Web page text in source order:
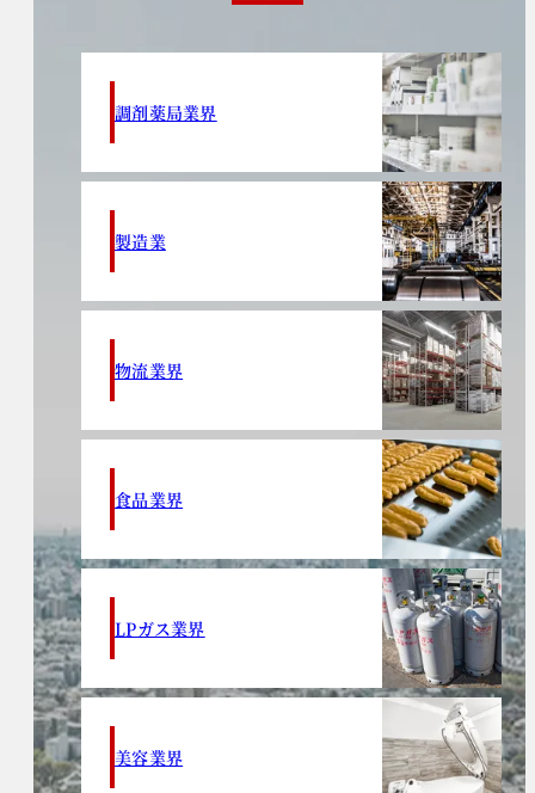
調剤薬局業界
製造業
物流業界
食品業界
LPガス業界
美容業界